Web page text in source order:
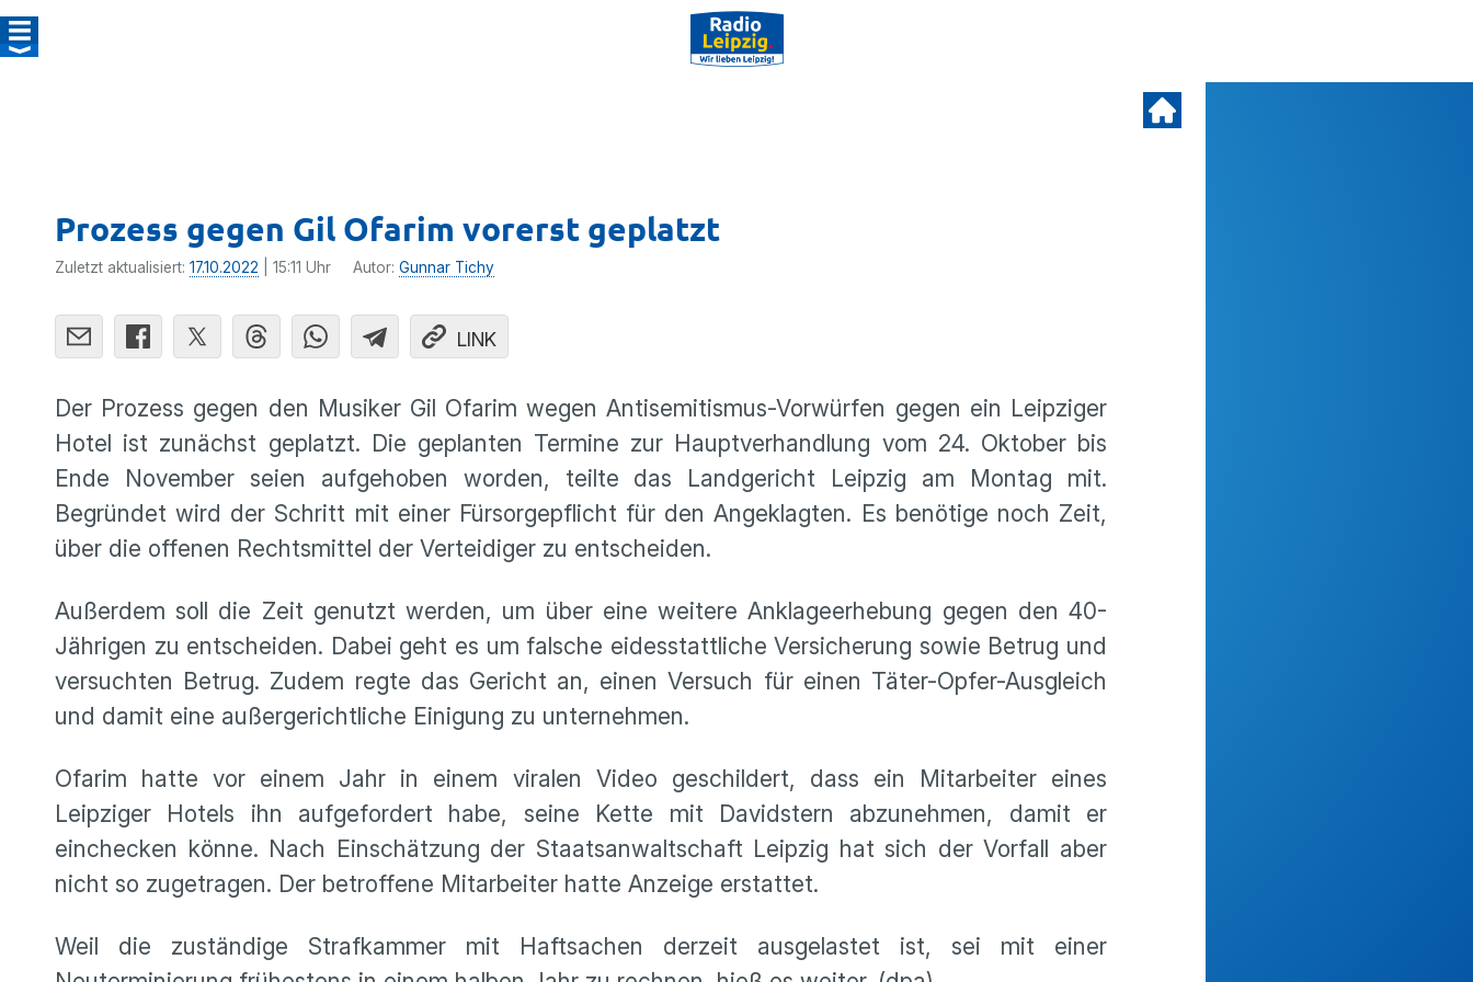
Prozess gegen Gil Ofarim vorerst geplatzt
Zuletzt aktualisiert: 17.10.2022 | 15:11 Uhr Autor: Gunnar Tichy
LINK
Der Prozess gegen den Musiker Gil Ofarim wegen Antisemitismus-Vorwürfen gegen ein Leipziger
Hotel ist zunächst geplatzt. Die geplanten Termine zur Hauptverhandlung vom 24. Oktober bis
Ende November seien aufgehoben worden, teilte das Landgericht Leipzig am Montag mit.
Begründet wird der Schritt mit einer Fürsorgepflicht für den Angeklagten. Es benötige noch Zeit,
über die offenen Rechtsmittel der Verteidiger zu entscheiden.
Außerdem soll die Zeit genutzt werden, um über eine weitere Anklageerhebung gegen den 40-
Jährigen zu entscheiden. Dabei geht es um falsche eidesstattliche Versicherung sowie Betrug und
versuchten Betrug. Zudem regte das Gericht an, einen Versuch für einen Täter-Opfer-Ausgleich
und damit eine außergerichtliche Einigung zu unternehmen.
Ofarim hatte vor einem Jahr in einem viralen Video geschildert, dass ein Mitarbeiter eines
Leipziger Hotels ihn aufgefordert habe, seine Kette mit Davidstern abzunehmen, damit er
einchecken könne. Nach Einschätzung der Staatsanwaltschaft Leipzig hat sich der Vorfall aber
nicht so zugetragen. Der betroffene Mitarbeiter hatte Anzeige erstattet.
Weil die zuständige Strafkammer mit Haftsachen derzeit ausgelastet ist, sei mit einer